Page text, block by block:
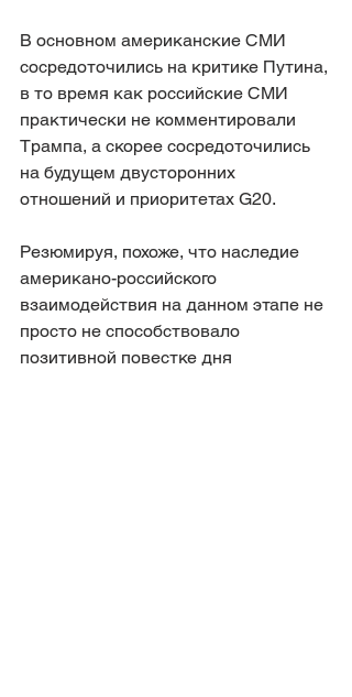
В основном американские СМИ
сосредоточились на критике Путина,
в то время как российские СМИ
практически не комментировали
Трампа, а скорее сосредоточились
на будущем двусторонних
отношений и приоритетах G20.
Резюмируя, похоже, что наследие
американо-российского
взаимодействия на данном этапе не
просто не способствовало
позитивной повестке дня